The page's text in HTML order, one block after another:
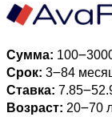
Сумма:
Срок: 3౼84
Ставка:
Возраст: 20౼70